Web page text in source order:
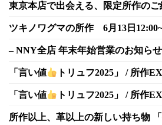
東京本店で出会える、限定所作のご
ツキノワグマの所作 6月13日
– NNY全店 年末年始営業のお知ら
「言い値 トリュフ2025」 / 所作
「言い値 トリュフ2025」 / 所作
所作以上、革以上の新しい持ち物